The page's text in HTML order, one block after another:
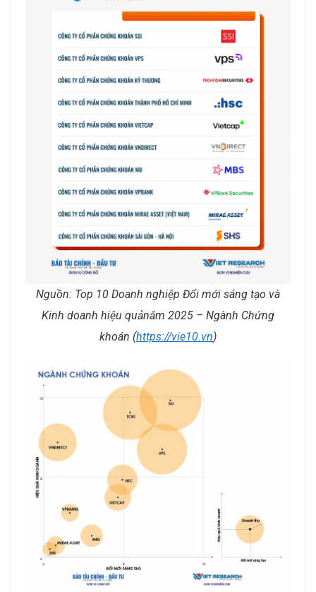
Nguồn: Top 10 Doanh nghiệp Đổi mới sáng tạo và
Kinh doanh hiệu quảnăm 2025 – Ngành Chứng
khoán (https://vie10.vn)